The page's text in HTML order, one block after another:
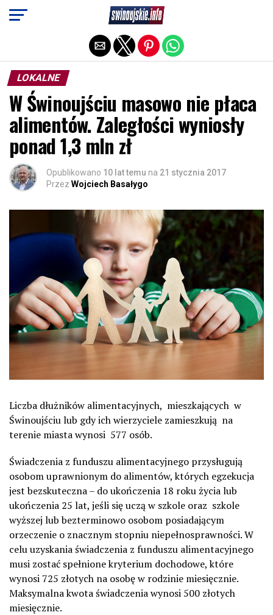
LOKALNE
W Świnoujściu masowo nie płaca
alimentów. Zaległości wyniosły
ponad 1,3 mln zł
Opublikowano 10 lat temu na 21 stycznia 2017
Przez Wojciech Basałygo
Liczba dłużników alimentacyjnych, mieszkających w
Świnoujściu lub gdy ich wierzyciele zamieszkują na
terenie miasta wynosi 577 osób.
Świadczenia z funduszu alimentacyjnego przysługują
osobom uprawnionym do alimentów, których egzekucja
jest bezskuteczna – do ukończenia 18 roku życia lub
ukończenia 25 lat, jeśli się uczą w szkole oraz szkole
wyższej lub bezterminowo osobom posiadającym
orzeczenie o znacznym stopniu niepełnosprawności. W
celu uzyskania świadczenia z funduszu alimentacyjnego
musi zostać spełnione kryterium dochodowe, które
wynosi 725 złotych na osobę w rodzinie miesięcznie.
Maksymalna kwota świadczenia wynosi 500 złotych
miesięcznie.
Exit mobile version